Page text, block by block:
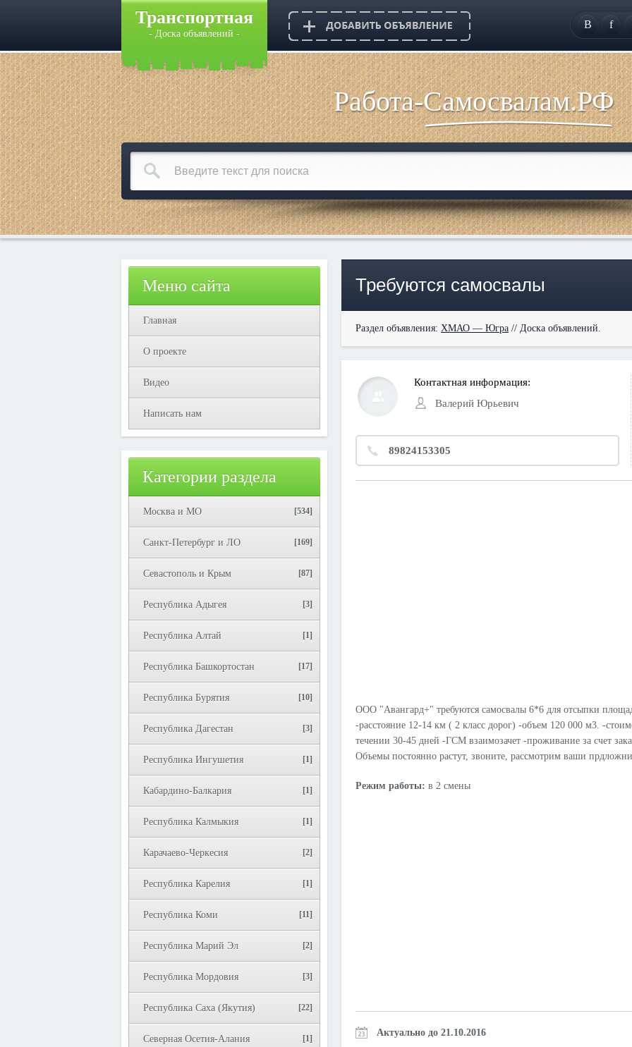
Транспортная
- Доска объявлений -
B f
Работа-Самосвалам.РФ
Меню сайта
Главная
О проекте
Видео
Написать нам
Категории раздела
Москва и МО [534]
Санкт-Петербург и ЛО [169]
Севастополь и Крым [87]
Республика Адыгея [3]
Республика Алтай [1]
Республика Башкортостан [17]
Республика Бурятия [10]
Республика Дагестан [3]
Республика Ингушетия [1]
Кабардино-Балкария [1]
Республика Калмыкия [1]
Карачаево-Черкесия [2]
Республика Карелия [1]
Республика Коми [11]
Республика Марий Эл [2]
Республика Мордовия [3]
Республика Саха (Якутия) [22]
Северная Осетия-Алания [1]
Требуются самосвалы
Раздел объявления: ХМАО — Югра // Доска объявлений.
Контактная информация:
Валерий Юрьевич
89824153305
ООО "Авангард+" требуются самосвалы 6*6 для отсыпки
-расстояние 12-14 км ( 2 класс дорог) -объем 120 000 м3. -
течении 30-45 дней -ГСМ взаимозачет -проживание за счет
Объемы постоянно растут, звоните, рассмотрим ваши
Режим работы: в 2 смены
Актуально до 21.10.2016